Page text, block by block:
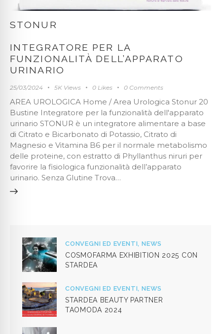
STONUR
INTEGRATORE PER LA
FUNZIONALITÀ DELL’APPARATO
URINARIO
25/03/2024 5K Views 0 Likes 0 Comments
AREA UROLOGICA Home / Area Urologica Stonur 20
Bustine Integratore per la funzionalità dell'apparato
urinario STONUR è un integratore alimentare a base
di Citrato e Bicarbonato di Potassio, Citrato di
Magnesio e Vitamina B6 per il normale metabolismo
delle proteine, con estratto di Phyllanthus niruri per
favorire la fisiologica funzionalità dell’apparato
urinario. Senza Glutine Trova…
CONVEGNI ED EVENTI,NEWS
COSMOFARMA EXHIBITION 2025 CON
STARDEA
CONVEGNI ED EVENTI,NEWS
STARDEA BEAUTY PARTNER
TAOMODA 2024